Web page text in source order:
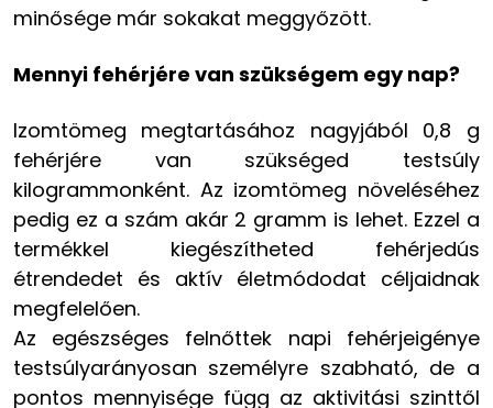
minősége már sokakat meggyőzött.
Mennyi fehérjére van szükségem egy nap?
Izomtömeg megtartásához nagyjából 0,8 g
fehérjére van szükséged testsúly
kilogrammonként. Az izomtömeg növeléséhez
pedig ez a szám akár 2 gramm is lehet. Ezzel a
termékkel kiegészítheted fehérjedús
étrendedet és aktív életmódodat céljaidnak
megfelelően.
Az egészséges felnőttek napi fehérjeigénye
testsúlyarányosan személyre szabható, de a
pontos mennyisége függ az aktivitási szinttől